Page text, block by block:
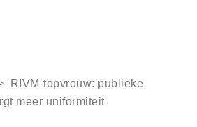
RIVM-topvrouw: publieke
meer uniformiteit